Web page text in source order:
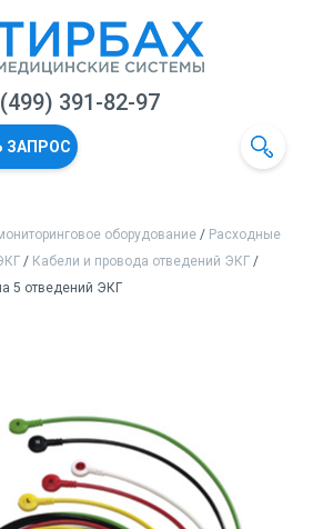
391-82-97
ЗАПРОС
оборудование / Расходные
/ Кабели и провода отведений ЭКГ /
5 отведений ЭКГ